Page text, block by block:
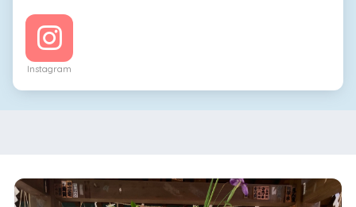
Instagram